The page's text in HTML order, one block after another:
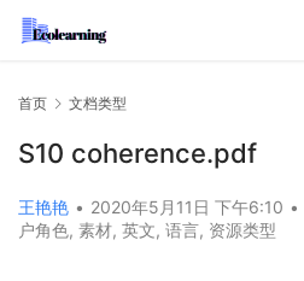
首页 文档类型
S10 coherence.pdf
王艳艳 • 2020年5月11日 下午6:10 •
户角色, 素材, 英文, 语言, 资源类型